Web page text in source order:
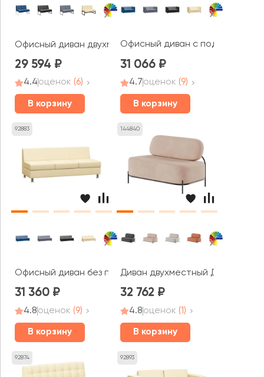
Офисный диван двухместный Модуль / Module
29 594
4.4оценок (6)
В корзину
Офисный диван с
31 066
4.7оценок (9)
В корзину
92883
Офисный диван без подлокотников трехместный
31 360
4.8оценок (9)
В корзину
144840
Диван двухместный Джайв /
32 762
4.8оценок (1)
В корзину
92874 92893